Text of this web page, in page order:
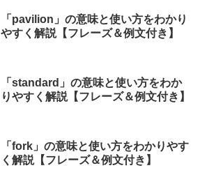
「pavilion」の意味と使い方をわかり
やすく解説【フレーズ＆例文付き】
「standard」の意味と使い方をわか
りやすく解説【フレーズ＆例文付き】
「fork」の意味と使い方をわかりやす
く解説【フレーズ＆例文付き】